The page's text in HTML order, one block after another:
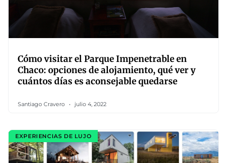
Cómo visitar el Parque Impenetrable en
Chaco: opciones de alojamiento, qué ver y
cuántos días es aconsejable quedarse
Santiago Cravero julio 4, 2022
EXPERIENCIAS DE LUJO